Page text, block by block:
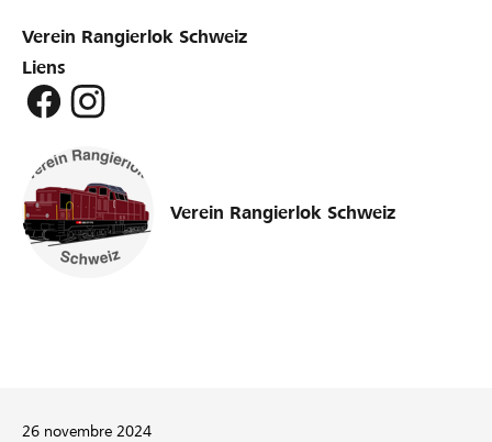
Verein Rangierlok Schweiz
Liens
Verein Rangierlok Schweiz
26 novembre 2024